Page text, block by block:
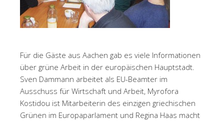
Für die Gäste aus Aachen gab es viele Informationen
über grüne Arbeit in der europäischen Hauptstadt.
Sven Dammann arbeitet als EU-Beamter im
Ausschuss für Wirtschaft und Arbeit, Myrofora
Kostidou ist Mitarbeiterin des einzigen griechischen
Grünen im Europaparlament und Regina Haas macht